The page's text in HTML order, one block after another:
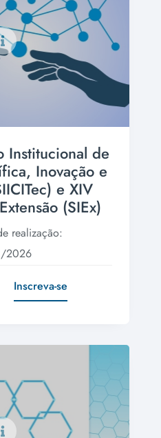
Institucional de
Inovação e
e XIV
(SIEx)
realização:
2026
Inscreva-se